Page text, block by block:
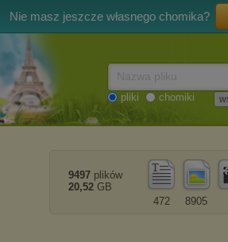
Nie masz jeszcze własnego chomika?
pliki chomiki
8905
472
9497 plików
20,52 GB